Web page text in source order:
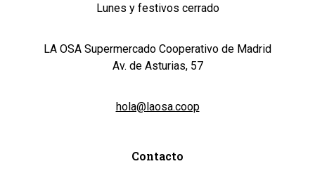
Lunes y festivos cerrado
LA OSA Supermercado Cooperativo de Madrid
Av. de Asturias, 57
hola@laosa.coop
Contacto